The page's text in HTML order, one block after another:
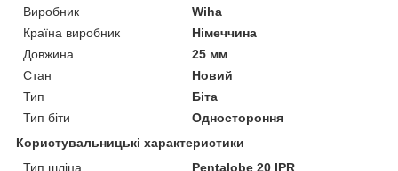
Виробник
Wiha
Країна виробник
Німеччина
Довжина
25 мм
Стан
Новий
Тип
Біта
Тип біти
Одностороння
Користувальницькі характеристики
Тип шліца
Pentalobe 20 IPR